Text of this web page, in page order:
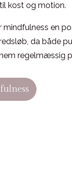
kost og motion.
mindfulness en
da både
regelmæssig